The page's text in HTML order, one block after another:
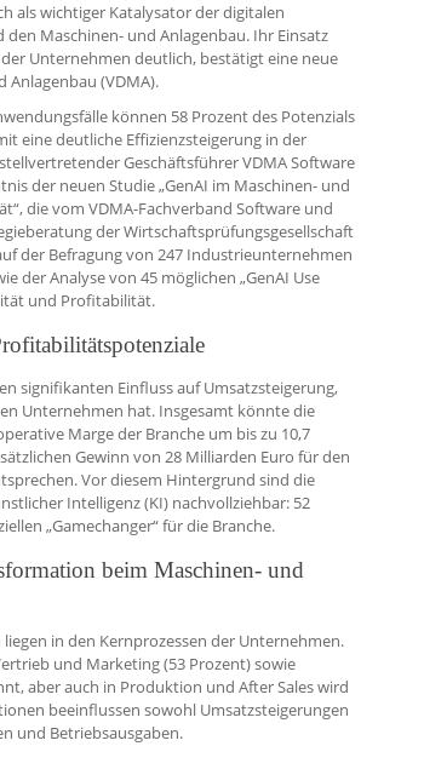
als wichtiger Katalysator der digitalen
Maschinen- und Anlagenbau. Ihr Einsatz
Unternehmen deutlich, bestätigt eine neue
Anlagenbau (VDMA).
können 58 Prozent des Potenzials
eine deutliche Effizienzsteigerung in der
Geschäftsführer VDMA Software
der neuen Studie „GenAI im Maschinen- und
die vom VDMA-Fachverband Software und
der Wirtschaftsprüfungsgesellschaft
der Befragung von 247 Industrieunternehmen
der Analyse von 45 möglichen „GenAI Use
und Profitabilität.
signifikanten Einfluss auf Umsatzsteigerung,
Unternehmen hat. Insgesamt könnte die
Marge der Branche um bis zu 10,7
Gewinn von 28 Milliarden Euro für den
Vor diesem Hintergrund sind die
Intelligenz (KI) nachvollziehbar: 52
„Gamechanger“ für die Branche.
beim Maschinen- und
in den Kernprozessen der Unternehmen.
und Marketing (53 Prozent) sowie
aber auch in Produktion und After Sales wird
beeinflussen sowohl Umsatzsteigerungen
und Betriebsausgaben.